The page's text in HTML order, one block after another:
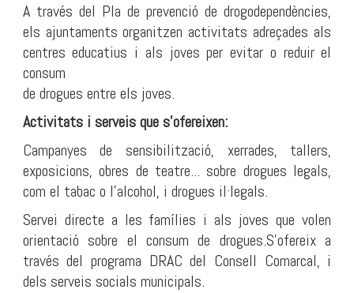
A través del Pla de prevenció de drogodependències,
els ajuntaments organitzen activitats adreçades als
centres educatius i als joves per evitar o reduir el
consum
de drogues entre els joves.
Activitats i serveis que s’ofereixen:
Campanyes de sensibilització, xerrades, tallers,
exposicions, obres de teatre... sobre drogues legals,
com el tabac o l’alcohol, i drogues il·legals.
Servei directe a les famílies i als joves que volen
orientació sobre el consum de drogues.S’ofereix a
través del programa DRAC del Consell Comarcal, i
dels serveis socials municipals.